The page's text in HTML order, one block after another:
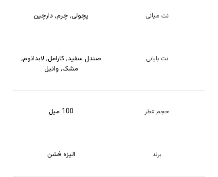
نت میانی پچولی, چرم, دارچین
نت پایانی صندل سفید,کارامل, لابدانوم,
مشک, وانیل
حجم عطر 100 میل
برند الیزه فشن